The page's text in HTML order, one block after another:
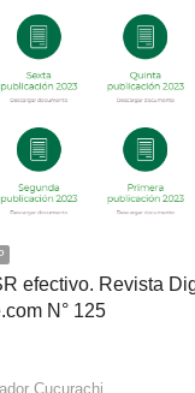
efectivo. Revista
N° 125
Cucurachi